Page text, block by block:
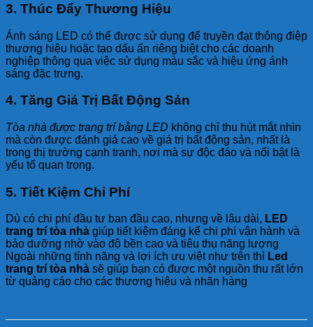
3. Thúc Đẩy Thương Hiệu
Ánh sáng LED có thể được sử dụng để truyền đạt thông điệp
thương hiệu hoặc tạo dấu ấn riêng biệt cho các doanh
nghiệp thông qua việc sử dụng màu sắc và hiệu ứng ánh
sáng đặc trưng.
4. Tăng Giá Trị Bất Động Sản
Tòa nhà được trang trí bằng LED không chỉ thu hút mắt nhìn
mà còn được đánh giá cao về giá trị bất động sản, nhất là
trong thị trường cạnh tranh, nơi mà sự độc đáo và nổi bật là
yếu tố quan trọng.
5. Tiết Kiệm Chi Phí
Dù có chi phí đầu tư ban đầu cao, nhưng về lâu dài, LED
trang trí tòa nhà giúp tiết kiệm đáng kể chi phí vận hành và
bảo dưỡng nhờ vào độ bền cao và tiêu thụ năng lượng
Ngoài những tính năng và lợi ích ưu việt như trên thì Led
trang trí tòa nhà sẽ giúp bạn có được một nguồn thu rất lớn
từ quảng cáo cho các thương hiệu và nhãn hàng